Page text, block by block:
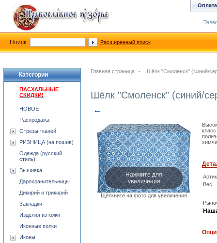
Главная страница - Шёлк "Смоленск" (синий/
Шёлк "Смоленск" (синий/
←
Нажмите для
увеличения
Щёлкните на фото для увеличения
Вес
Категории
ПАСХАЛЬНЫЕ
СКИДКИ!
НОВОЕ
Распродажа
Отрезы тканей
РИЗНИЦА (на пошив)
Одежда (русский
стиль)
Вышивка
Дарохранительницы
Дикирий и трикирий
Закладки
Изделия из кожи
Иконные полки
Иконы
Оплата
Поиск: Расширенный поиск